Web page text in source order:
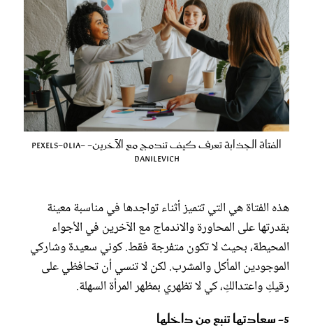
الفتاة الجذابة تعرف كيف تندمج مع الآخرين- pexels-olia-
danilevich
هذه الفتاة هي التي تتميز أثناء تواجدها في مناسبة معينة
بقدرتها على المحاورة والاندماج مع الآخرين في الأجواء
المحيطة، بحيث لا تكون متفرجة فقط. كوني سعيدة وشاركي
الموجودين المأكل والمشرب. لكن لا تنسي أن تحافظي على
رقيكِ واعتدالكِ، كي لا تظهري بمظهر المرأة السهلة.
5- سعادتها تنبع من داخلها